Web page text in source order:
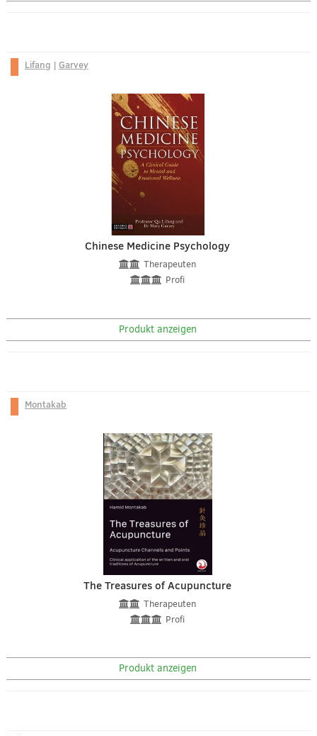
Lifang | Garvey
Chinese Medicine Psychology
Therapeuten
Profi
Produkt anzeigen
Montakab
The Treasures of Acupuncture
Therapeuten
Profi
Produkt anzeigen